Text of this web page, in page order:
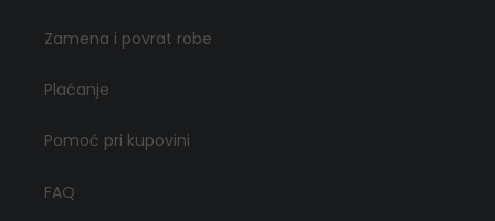
Zamena i povrat robe
Plaćanje
Pomoć pri kupovini
FAQ